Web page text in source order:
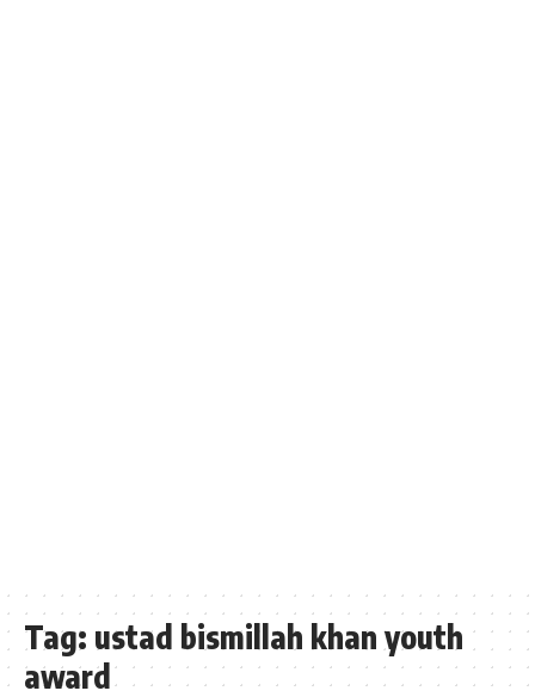
Tag: ustad bismillah khan youth
award